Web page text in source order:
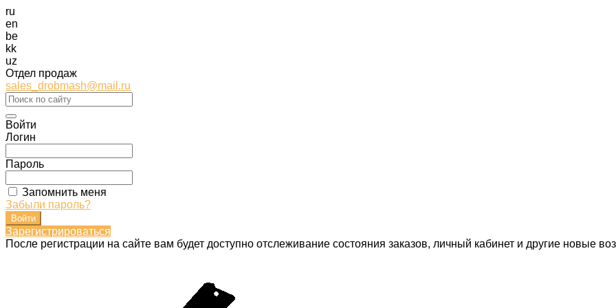
ru
en
be
kk
uz
Отдел продаж
sales_drobmash@mail.ru
Войти
Логин
Пароль
Запомнить меня
Забыли пароль?
Зарегистрироваться
После регистрации на сайте вам будет доступно отслеживание состояния заказов, личный кабинет и другие новые